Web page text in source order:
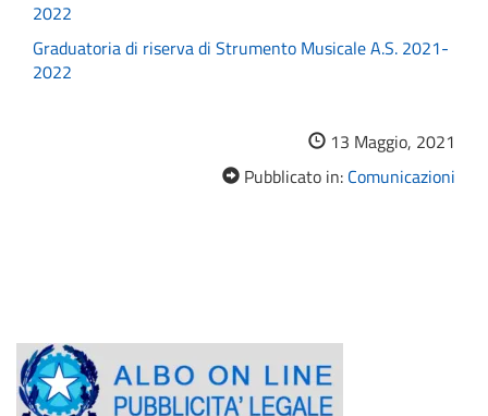
2022
Graduatoria di riserva di Strumento Musicale A.S. 2021-
2022
13 Maggio, 2021
Pubblicato in: Comunicazioni